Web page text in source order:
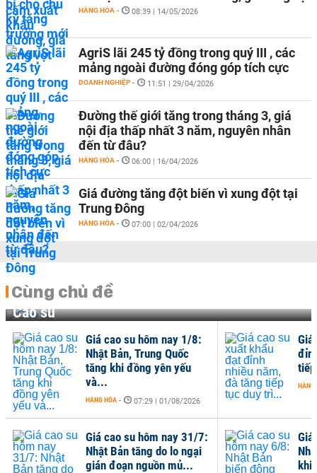
HÀNG HÓA - 08:39 | 14/05/2026
AgriS lãi 245 tỷ đồng trong quý III , các
mảng ngoài đường đóng góp tích cực
DOANH NGHIỆP - 11:51 | 29/04/2026
Đường thế giới tăng trong tháng 3, giá
nội địa thấp nhất 3 năm, nguyên nhân
đến từ đâu?
HÀNG HÓA - 06:00 | 16/04/2026
Giá đường tăng đột biến vì xung đột tại
Trung Đông
HÀNG HÓA - 07:00 | 02/04/2026
Cùng chủ đề
Cao su
khi
Giá cao su hôm nay 1/8:
Nhật Bản, Trung Quốc
tăng khi đồng yên yếu
và...
HÀNG HÓA - 07:29 | 01/08/2026
Giá cao su hôm nay 31/7:
Nhật Bản tăng do lo ngại
gián đoạn nguồn mủ...
Giá
HÀNG